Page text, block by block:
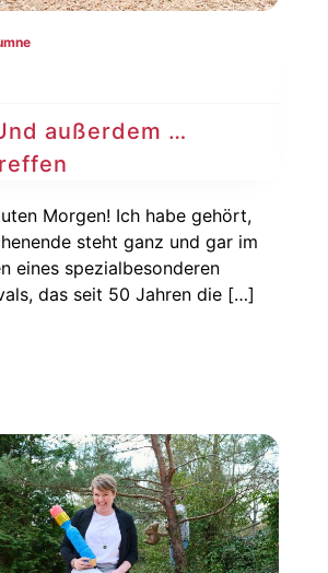
außerdem …
Morgen! Ich habe gehört,
steht ganz und gar im
eines spezialbesonderen
das seit 50 Jahren die […]